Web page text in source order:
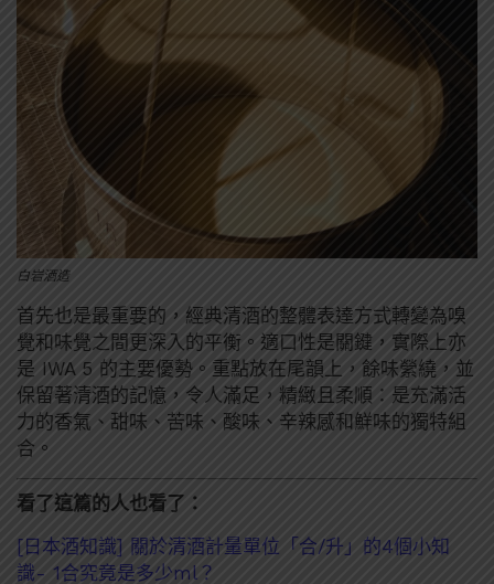
白岩酒造
首先也是最重要的，經典清酒的整體表達方式轉變為嗅
覺和味覺之間更深入的平衡。適口性是關鍵，實際上亦
是 IWA 5 的主要優勢。重點放在尾韻上，餘味縈繞，並
保留著清酒的記憶，令人滿足，精緻且柔順：是充滿活
力的香氣、甜味、苦味、酸味、辛辣感和鮮味的獨特組
合。
看了這篇的人也看了：
[日本酒知識] 關於清酒計量單位「合/升」的4個小知
識- 1合究竟是多少ml？